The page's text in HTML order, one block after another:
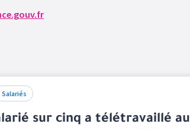
Salariés
sur cinq a télétravaillé au